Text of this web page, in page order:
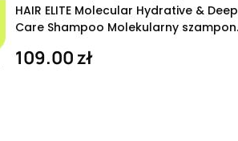
HAIR ELITE Molecular Hydrative & Deep
Care Shampoo Molekularny szampon
109.00 zł